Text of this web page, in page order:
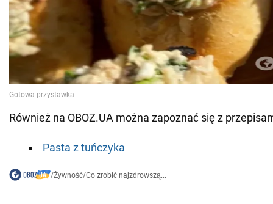
Również na OBOZ.UA można zapoznać się z
Pasta z tuńczyka
/Żywność/Co zrobić najzdrowszą...